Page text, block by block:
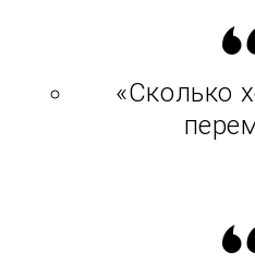
«Сколько